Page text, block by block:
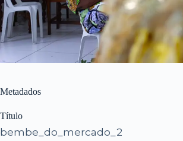
Metadados
Título
bembe_do_mercado_2